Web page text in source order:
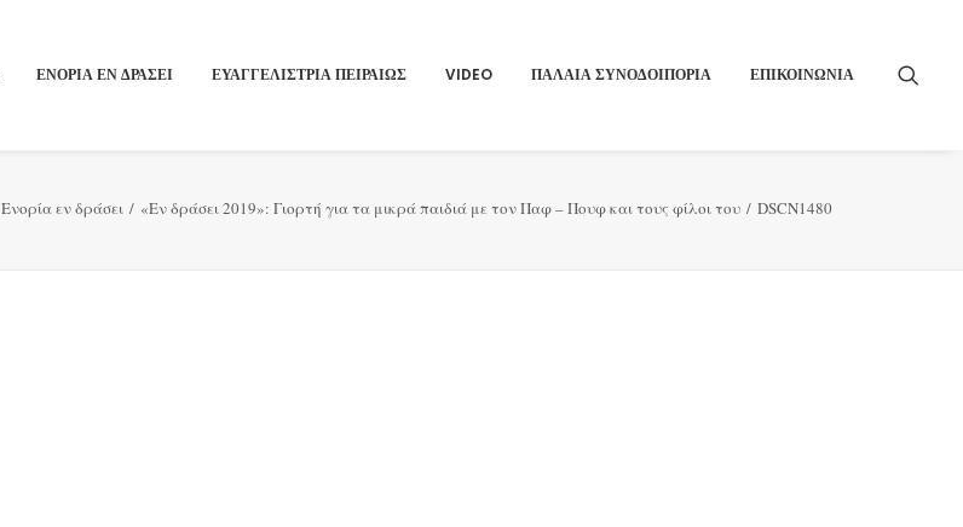
ΕΝΟΡΙΑ ΕΝ ΔΡΑΣΕΙ ΕΥΑΓΓΕΛΙΣΤΡΙΑ ΠΕΙΡΑΙΏΣ VIDEO ΠΑΛΑΙΑ ΣΥΝΟΔΟΙΠΟΡΙΑ ΕΠΙΚΟΙΝΩΝΙΑ
Ενορία εν δράσει «Εν δράσει 2019»: Γιορτή για τα μικρά παιδιά με τον Παφ – Πουφ και τους φίλοι του DSCN1480